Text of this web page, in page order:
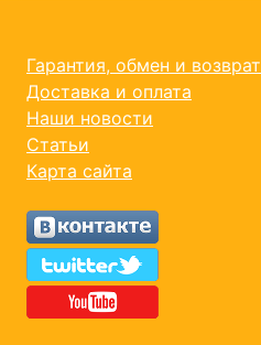
Гарантия, обмен и возврат
Доставка и оплата
Наши новости
Статьи
Карта сайта